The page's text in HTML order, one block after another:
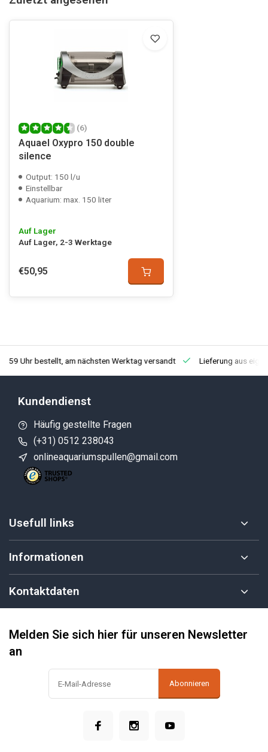
(6)
Aquael Oxypro 150 double
silence
Output: 150 l/u
Einstellbar
Aquarium: max. 150 liter
Auf Lager
Auf Lager, 2-3 Werktage
€50,95
Uhr bestellt, am nächsten Werktag versandt Lieferung aus
Kundendienst
Häufig gestellte Fragen
(+31) 0512 238043
onlineaquariumspullen@gmail.com
Usefull links
Informationen
Kontaktdaten
Melden Sie sich hier für unseren Newsletter
an
Abonnieren